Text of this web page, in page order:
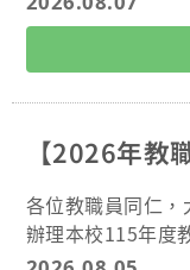
療機構)，得免實施已完
查後： 1. 將完成之體檢報告正本及體檢須知單
(簽名)交至環安室
人。 (若超過2週未收到請務必盡速告知，以利
室承辦員劉岱雅 (
u.tw)
園市頒發「空氣品
生與永續發展工
的健康職場，並
餐，或整餐只吃
出現飢餓、疲倦
復胖。 健康減重
續執行的飲食方
衡攝取六大類食
選擇適當的種類
飲食法」是一種
大致與自己的身體
每一道菜的熱量，
各位教職員同仁，大家好： 環安室
辦理本校115年度
下。 📍一、各校區檢查時間及地點如下： 🏥(一)基隆、